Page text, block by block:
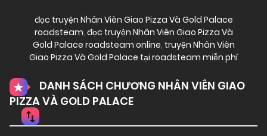
đọc truyện Nhân Viên Giao Pizza Và Gold Palace
roadsteam, đọc truyện Nhân Viên Giao Pizza Và
Gold Palace roadsteam online, truyện Nhân Viên
Giao Pizza Và Gold Palace tại roadsteam miễn phí
DANH SÁCH CHƯƠNG NHÂN VIÊN GIAO
PIZZA VÀ GOLD PALACE